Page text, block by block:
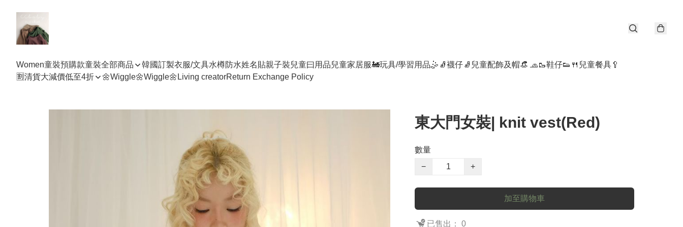
Women童裝預購款童裝全部商品 韓國訂製衣服/文具水樽防水姓名貼親子裝兒童曰用品兒童家居服🚂玩具/學習用品🤹 🧦襪仔🧦 兒童配飾及帽👒 🧢🥾鞋仔👟 🍴兒童餐具🥄
🈹清貨大減價低至4折
🌼Wiggle🌼Wiggle🌼 Living creatorReturn Exchange Policy
東大門女裝| knit vest(Red)
數量
−
+
加至購物車
已售出： 0